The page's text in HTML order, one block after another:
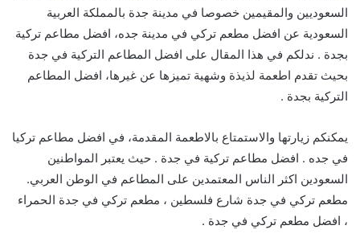
السعوديين والمقيمين خصوصا في مدينة جدة بالمملكة العربية
السعودية عن افضل مطعم تركي في مدينة جده، افضل مطاعم تركية
بجدة . ندلكم في هذا المقال على افضل المطاعم التركية في جدة
بحيث تقدم اطعمة لذيذة وشهية تميزها عن غيرها، افضل المطاعم
التركية بجدة .
يمكنكم زيارتها والاستمتاع بالاطعمة المقدمة، في افضل مطاعم تركيا
في جده . افضل مطاعم تركية في جدة . حيث يعتبر المواطنين
السعودين اكثر الناس المعتمدين على المطاعم في الوطن العربي.
مطعم تركي في جدة شارع فلسطين ، مطعم تركي في جدة الحمراء
، افضل مطعم تركي في جدة .